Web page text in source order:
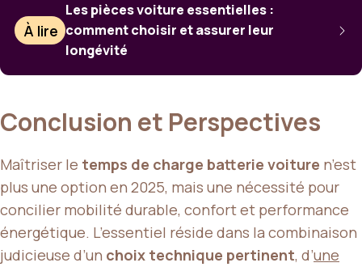
À lire
Les pièces voiture essentielles :
comment choisir et assurer leur
longévité
Conclusion et Perspectives
Maîtriser le temps de charge batterie voiture n’est
plus une option en 2025, mais une nécessité pour
concilier mobilité durable, confort et performance
énergétique. L’essentiel réside dans la combinaison
judicieuse d’un choix technique pertinent, d’une